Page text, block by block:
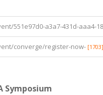
551e97d0-a3a7-431d-aaa4-
converge/register-now- [1703]
Symposium